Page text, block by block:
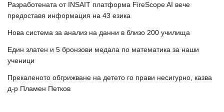
Разработената от INSAIT платформа FireScope AI вече
предоставя информация на 43 езика
Нова система за анализ на данни в близо 200 училища
Един златен и 5 бронзови медала по математика за наши
ученици
Прекаленото обгрижване на детето го прави несигурно, казва
д-р Пламен Петков